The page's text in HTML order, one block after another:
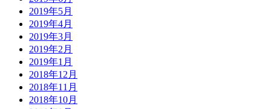
2019年5月
2019年4月
2019年3月
2019年2月
2019年1月
2018年12月
2018年11月
2018年10月